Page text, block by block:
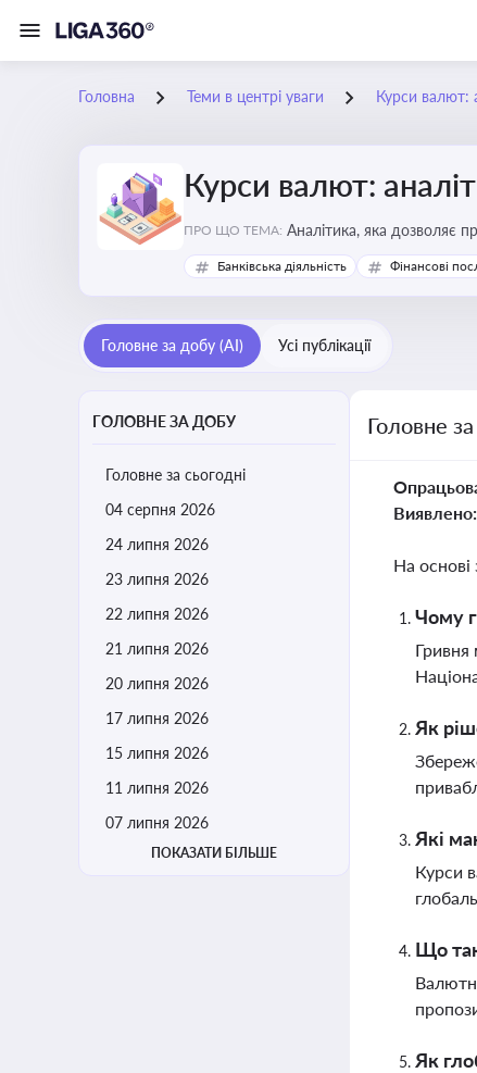
Головна Теми в центрі уваги Курси валют:
Курси валют:
ПРО ЩО ТЕМА: Аналітика, яка дозволяє
продукції, ціни та
Банківська діяльність Фінансові
Головне за добу (AI) Усі публікації
ГОЛОВНЕ ЗА ДОБУ
Головне за сьогодні
04 серпня 2026
24 липня 2026
23 липня 2026
22 липня 2026
21 липня 2026
20 липня 2026
17 липня 2026
15 липня 2026
11 липня 2026
07 липня 2026
ПОКАЗАТИ БІЛЬШЕ
Головне
Виявлено:
На основі
Чому
Гривня
Як
Які
Курси
Що
Як